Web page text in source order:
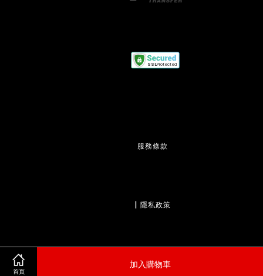
首頁
加入購物車
服務條款
                  |
隱私政策
                  |
退款政策